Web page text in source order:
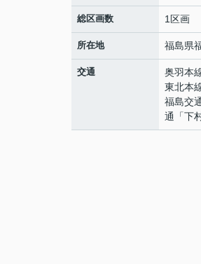
総区画数 1区画
所在地 福島県
交通 奥羽本
東北本
福島交
通「下